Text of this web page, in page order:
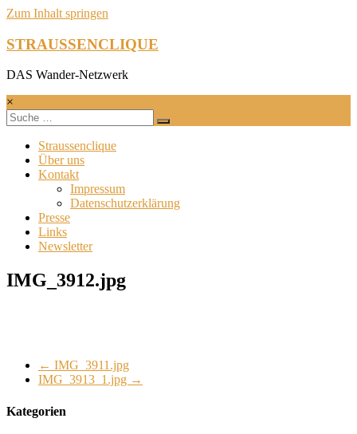
Zum Inhalt springen
STRAUSSENCLIQUE
DAS Wander-Netzwerk
×
Straussenclique
Über uns
Kontakt
Impressum
Datenschutzerklärung
Presse
Links
Newsletter
IMG_3912.jpg
← IMG_3911.jpg
IMG_3913_1.jpg →
Kategorien